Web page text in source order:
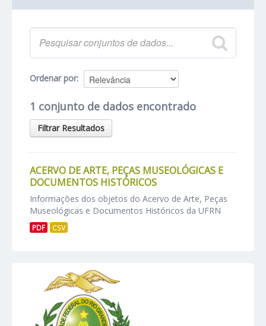
Ordenar por
1 conjunto de dados encontrado
Filtrar Resultados
ACERVO DE ARTE, PEÇAS MUSEOLÓGICAS E
DOCUMENTOS HISTÓRICOS
Informações dos objetos do Acervo de Arte, Peças
Museológicas e Documentos Históricos da UFRN
PDF CSV